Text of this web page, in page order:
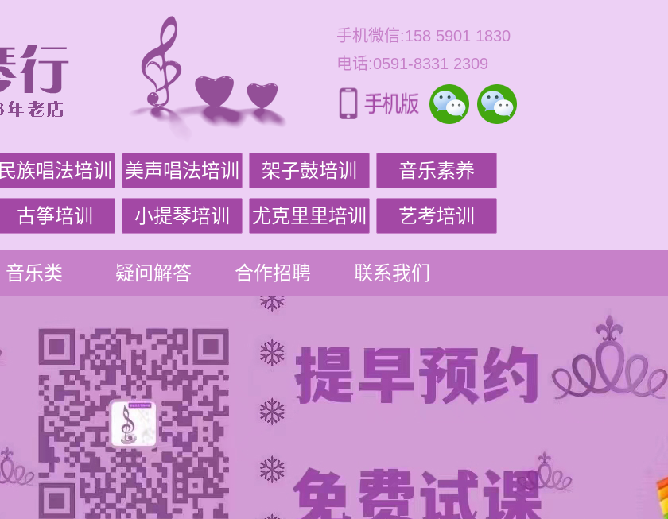
手机微信:158 5901 1830
电话:0591-8331 2309
民族唱法培训 美声唱法培训 架子鼓培训 音乐素养
古筝培训 小提琴培训 尤克里里培训 艺考培训
音乐类 疑问解答 合作招聘 联系我们